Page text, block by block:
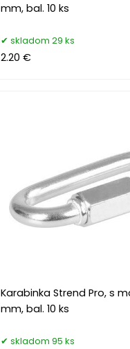
mm, bal. 10 ks
skladom 29 ks
2.20 €
Karabinka Strend Pro, s
mm, bal. 10 ks
skladom 95 ks